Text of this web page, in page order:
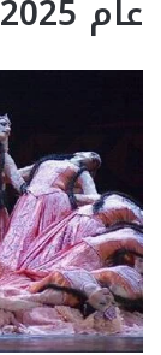
عام 2025